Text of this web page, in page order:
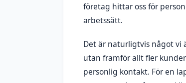
företag hittar oss för
arbetssätt.
Det är naturligtvis något vi
utan framför allt fler
personlig kontakt. För en